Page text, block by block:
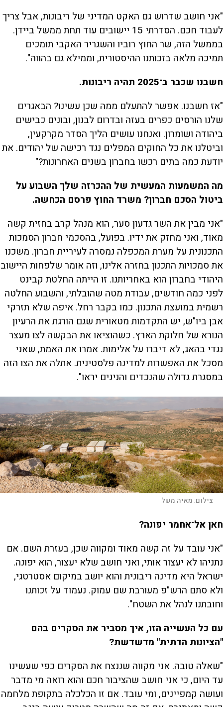
"אני חושב שדרוש גם האקט המדיני של ריבונות, אבל צריך
לעבוד חכם. הסדרתי 15 יישובים עוד תחת ממשל ביידן.
בממשל הזה, שר החוץ רוביו והשגריר האקבי תומכים
תמיכה מלאה בזכותנו ההיסטורית, וממילא גם בהווה".
חשבנו שכבר ב־2025 תהיה ריבונות.
"אז חשבנו. אפשר להתעלם ממה שכן עשינו? הבאגרים
שלנו הורסים כפרים בעזה ובדרום לבנון, ובונים כבישים
ביהודה ושומרון. ואנחנו עושים הליך הסדר מקרקעין,
וביטלנו את כל החוקים המפלים נגד רכישה של יהודים. את
יודעת כמה בתים רכשו בחברון בשנים האחרונות?"
מה המשמעות המעשית של ההכרזה שלך השבוע על
ביטול הסכם חברון? משרד החוץ פרסם הכחשה.
"אני מבין את השר גדעון סער, הוא מנהל קרב בחזית קשה
מאוד, ואני מחזק את ידיו. בפועל, בהסכמי חברון הסמכות
התכנונית על מערת המכפלה נמסרה לעיריית חברון. משכנו
את סמכויות התכנון בחזרה אלינו, וזה אומר שלפחות היישוב
היהודי בחברון הוא באחריותנו. זו הייתה החלטת קבינט
לפני כמה חודשים, עבודת מטה שהובלתי, והשבוע החלטה
רשמית במועצת התכנון. כמו בקבר רחל. איפה שלא תזרקי
אבן ביו"ש, יש התקדמות מטאורית שגם הורגת את הרעיון
הנורא של חלוקת הארץ. כשהוציאו את הבקשה לצו מעצר
נגדי בהאג, לא דיברו על אלימות. אמרו את האמת, שאני
מסכל את האפשרות למדינה פלסטינית. אתלה את הצו הזה
במסגרת גדולה שהנכדים והנינים יראו".
צילום:מאיה משל
חאן אל־אחמר יפונה?
"אני עובד על זה קשה מאוד ומקווה שכן, בעזרת השם. אם
נתניהו לא יעצור אותי, ואני חושב שלא יעצור, הוא יפונה.
ישראל היא מדינה ריבונית והוא יושב במיקום אסטרטגי,
ולא סתם הרש"פ מעורבת שם עמוק. נעמוד על זכותנו
וחובתנו לנהל את השטח".
עם כל העשייה הזו, איך מסביר את הסקרים בהם
"הציונות הדתית" מדשדשת?
"שאלה טובה. אני מקווה שננצח את הסקרים כפי שעשינו
עד היום, כי אני חושב שהציבור חכם והוא רואה מי מדבר
ועושה קמפיינים, ומי עובד. אם זו הכלכלה בתקופת מלחמה